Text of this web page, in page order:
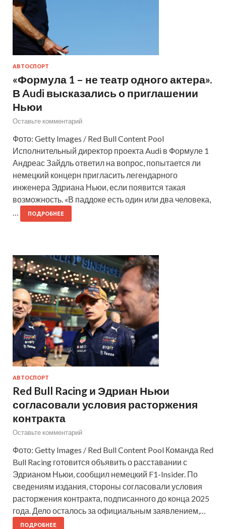
АВТОСПОРТ
«Формула 1 – не театр одного актера».
В Audi высказались о приглашении
Ньюи
Оставьте комментарий
Фото: Getty Images / Red Bull Content Pool
Исполнительный директор проекта Audi в Формуле 1
Андреас Зайдль ответил на вопрос, попытается ли
немецкий концерн пригласить легендарного
инженера Эдриана Ньюи, если появится такая
возможность. «В паддоке есть один или два человека,
…
ПОДРОБНЕЕ
АВТОСПОРТ
Red Bull Racing и Эдриан Ньюи
согласовали условия расторжения
контракта
Оставьте комментарий
Фото: Getty Images / Red Bull Content Pool Команда Red
Bull Racing готовится объявить о расставании с
Эдрианом Ньюи, сообщил немецкий F1-Insider. По
сведениям издания, стороны согласовали условия
расторжения контракта, подписанного до конца 2025
года. Дело осталось за официальным заявлением,…
ПОДРОБНЕЕ